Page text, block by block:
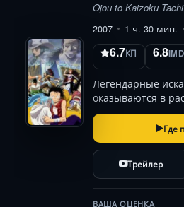
Ojou to Kaizoku Tachi
2007
1 ч. 30 мин.
6.7КП 6.8
Легендарные
оказываются в
древнего
благополучия
заговор. Их
и восстановить
лицом предате…
Где
Трейлер
ВАША ОЦЕНКА